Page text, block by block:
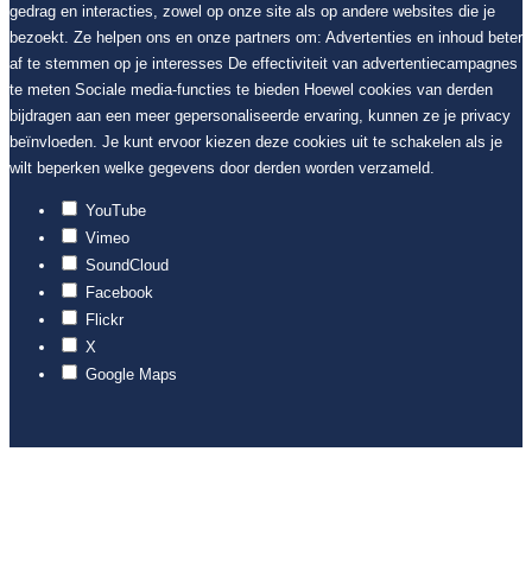
gedrag en interacties, zowel op onze site als op andere websites die je
bezoekt. Ze helpen ons en onze partners om: Advertenties en inhoud beter
af te stemmen op je interesses De effectiviteit van advertentiecampagnes
te meten Sociale media-functies te bieden Hoewel cookies van derden
bijdragen aan een meer gepersonaliseerde ervaring, kunnen ze je privacy
beïnvloeden. Je kunt ervoor kiezen deze cookies uit te schakelen als je
wilt beperken welke gegevens door derden worden verzameld.
YouTube
Vimeo
SoundCloud
Facebook
Flickr
X
Google Maps